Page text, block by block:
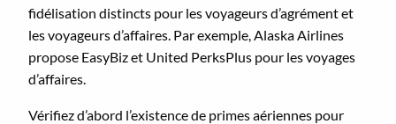
fidélisation distincts pour les voyageurs d’agrément et
les voyageurs d’affaires. Par exemple, Alaska Airlines
propose EasyBiz et United PerksPlus pour les voyages
d’affaires.
Vérifiez d’abord l’existence de primes aériennes pour